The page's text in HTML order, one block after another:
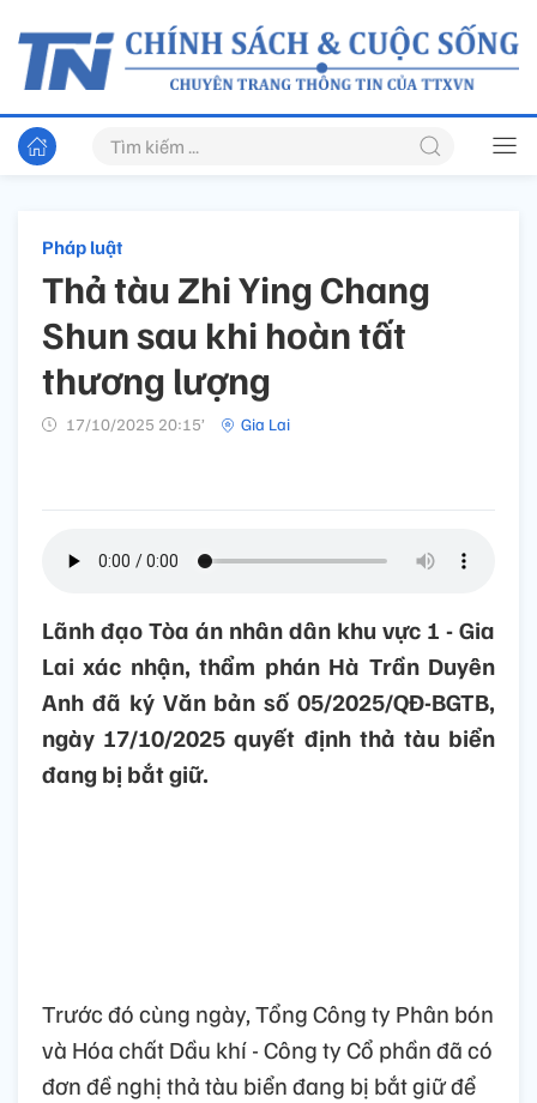
Pháp luật
Thả tàu Zhi Ying Chang
Shun sau khi hoàn tất
thương lượng
17/10/2025 20:15’ Gia Lai
Lãnh đạo Tòa án nhân dân khu vực 1 - Gia
Lai xác nhận, thẩm phán Hà Trần Duyên
Anh đã ký Văn bản số 05/2025/QĐ-BGTB,
ngày 17/10/2025 quyết định thả tàu biển
đang bị bắt giữ.
Trước đó cùng ngày, Tổng Công ty Phân bón
và Hóa chất Dầu khí - Công ty Cổ phần đã có
đơn đề nghị thả tàu biển đang bị bắt giữ để